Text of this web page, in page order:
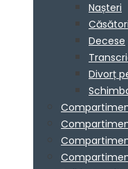
Nașteri
Decese
Divorț